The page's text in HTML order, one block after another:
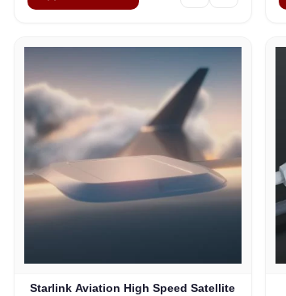
Starlink Aviation High Speed Satellite